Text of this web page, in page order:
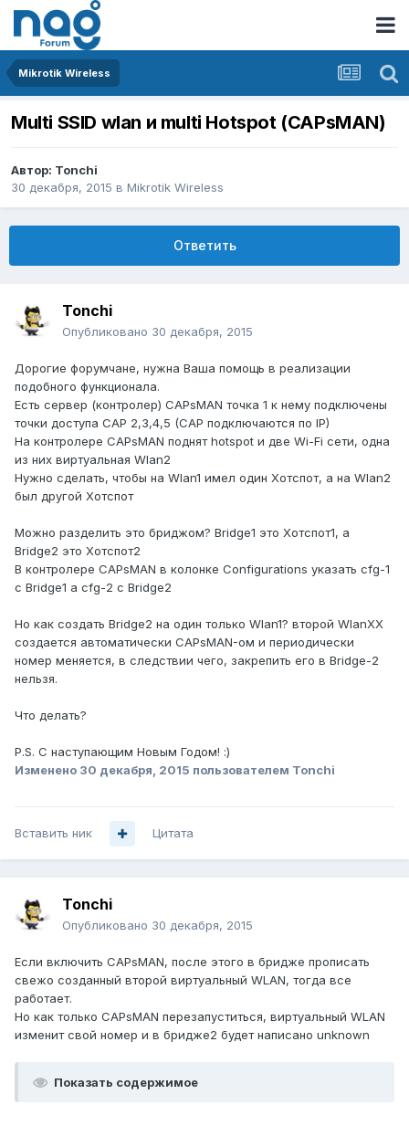
Mikrotik Wireless
Multi SSID wlan и multi Hotspot (CAPsMAN)
Автор: Tonchi
30 декабря, 2015 в Mikrotik Wireless
Ответить
Tonchi
Опубликовано 30 декабря, 2015
Дорогие форумчане, нужна Ваша помощь в реализации
подобного функционала.
Есть сервер (контролер) CAPsMAN точка 1 к нему подключены
точки доступа CAP 2,3,4,5 (CAP подключаются по IP)
На контролере CAPsMAN поднят hotspot и две Wi-Fi сети, одна
из них виртуальная Wlan2
Нужно сделать, чтобы на Wlan1 имел один Хотспот, а на Wlan2
был другой Хотспот
Можно разделить это бриджом? Bridge1 это Хотспот1, а
Bridge2 это Хотспот2
В контролере CAPsMAN в колонке Configurations указать cfg-1
с Bridge1 а cfg-2 с Bridge2
Но как создать Bridge2 на один только Wlan1? второй WlanХХ
создается автоматически CAPsMAN-ом и периодически
номер меняется, в следствии чего, закрепить его в Bridge-2
нельзя.
Что делать?
P.S. С наступающим Новым Годом! :)
Изменено 30 декабря, 2015 пользователем Tonchi
Вставить ник Цитата
Tonchi
Опубликовано 30 декабря, 2015
Если включить CAPsMAN, после этого в бридже прописать
свежо созданный второй виртуальный WLAN, тогда все
работает.
Но как только CAPsMAN перезапуститься, виртуальный WLAN
изменит свой номер и в бридже2 будет написано unknown
Показать содержимое